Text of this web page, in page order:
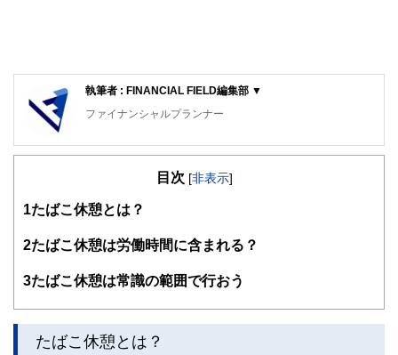
執筆者 : FINANCIAL FIELD編集部 ▼
ファイナンシャルプランナー
FinancialField編集部は、金融、経済に関する記事を、日々
知識がない方でも理解できるようわかりやすく発信していま
得者を中心に「お金や暮らし」に関する書籍・雑誌の編集経
験者で構成され、企画立案から記事掲載まですべての工程に
ドバイザー、DCプランナー、公認会計士、社会保険労務
士、行政書士、投資アナリスト、キャリアコンサルタントな
目次 [非表示]
1 たばこ休憩とは？
2たばこ休憩は労働時間に含まれる？
3たばこ休憩は常識の範囲で行おう
たばこ休憩とは？